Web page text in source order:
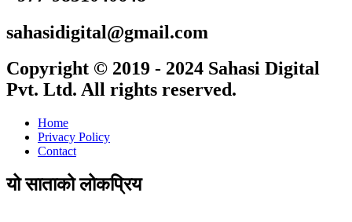
sahasidigital@gmail.com
Copyright © 2019 - 2024 Sahasi Digital
Pvt. Ltd. All rights reserved.
Home
Privacy Policy
Contact
यो साताको लोकप्रिय